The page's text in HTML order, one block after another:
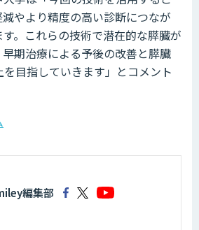
やより精度の高い診断につなが
。これらの技術で潜在的な膵臓が
期治療による予後の改善と膵臓
目指していきます」とコメント
編集部